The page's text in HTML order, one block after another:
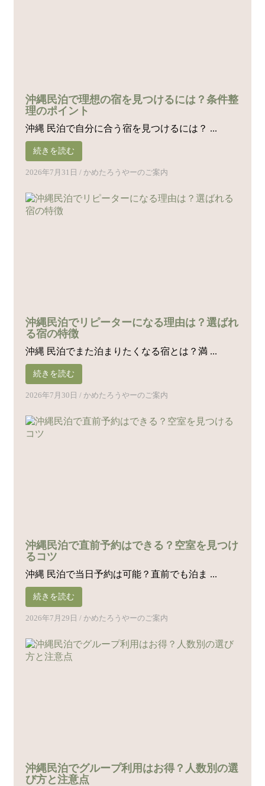
沖縄民泊で理想の宿を見つけるには？条件整
理のポイント
沖縄 民泊で自分に合う宿を見つけるには？ ...
続きを読む
2026年7月31日 / かめたろうやーのご案内
沖縄民泊でリピーターになる理由は？選ばれ
る宿の特徴
沖縄 民泊でまた泊まりたくなる宿とは？満 ...
続きを読む
2026年7月30日 / かめたろうやーのご案内
沖縄民泊で直前予約はできる？空室を見つけ
るコツ
沖縄 民泊で当日予約は可能？直前でも泊ま ...
続きを読む
2026年7月29日 / かめたろうやーのご案内
沖縄民泊でグループ利用はお得？人数別の選
び方と注意点